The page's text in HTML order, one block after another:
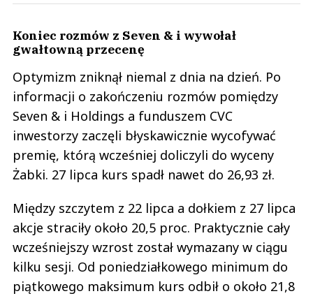
Koniec rozmów z Seven & i wywołał
gwałtowną przecenę
Optymizm zniknął niemal z dnia na dzień. Po
informacji o zakończeniu rozmów pomiędzy
Seven & i Holdings a funduszem CVC
inwestorzy zaczęli błyskawicznie wycofywać
premię, którą wcześniej doliczyli do wyceny
Żabki. 27 lipca kurs spadł nawet do 26,93 zł.
Między szczytem z 22 lipca a dołkiem z 27 lipca
akcje straciły około 20,5 proc. Praktycznie cały
wcześniejszy wzrost został wymazany w ciągu
kilku sesji. Od poniedziałkowego minimum do
piątkowego maksimum kurs odbił o około 21,8